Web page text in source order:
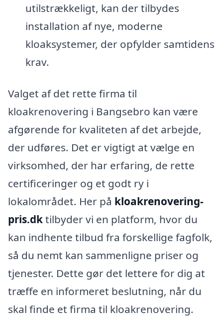
utilstrækkeligt, kan der tilbydes
installation af nye, moderne
kloaksystemer, der opfylder samtidens
krav.
Valget af det rette firma til
kloakrenovering i Bangsebro kan være
afgørende for kvaliteten af det arbejde,
der udføres. Det er vigtigt at vælge en
virksomhed, der har erfaring, de rette
certificeringer og et godt ry i
lokalområdet. Her på kloakrenovering-
pris.dktilbyder vi en platform, hvor du
kan indhente tilbud fra forskellige fagfolk,
så du nemt kan sammenligne priser og
tjenester. Dette gør det lettere for dig at
træffe en informeret beslutning, når du
skal finde et firma til kloakrenovering.